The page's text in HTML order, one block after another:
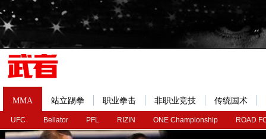
MMA
UFC Bellator PFL RIZIN ONE Championship ROAD
站立踢拳 职业拳击 非职业竞技 传统国术